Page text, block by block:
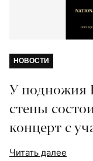
НОВОСТИ
У подножия
стены
концерт с
Читать далее